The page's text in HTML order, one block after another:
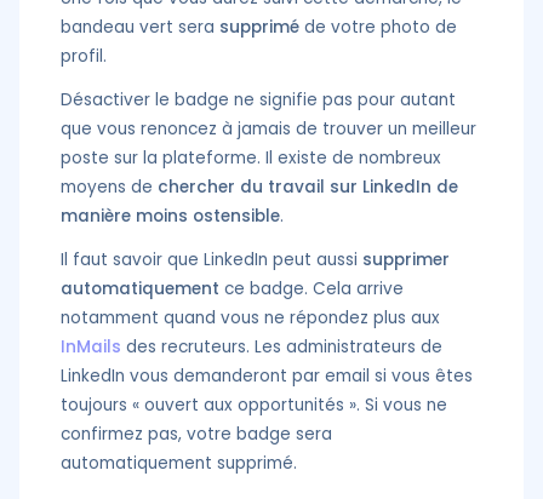
bandeau vert sera supprimé de votre photo de
profil.
Désactiver le badge ne signifie pas pour autant
que vous renoncez à jamais de trouver un meilleur
poste sur la plateforme. Il existe de nombreux
moyens de chercher du travail sur LinkedIn de
manière moins ostensible.
Il faut savoir que LinkedIn peut aussi supprimer
automatiquement ce badge. Cela arrive
notamment quand vous ne répondez plus aux
InMails des recruteurs. Les administrateurs de
LinkedIn vous demanderont par email si vous êtes
toujours « ouvert aux opportunités ». Si vous ne
confirmez pas, votre badge sera
automatiquement supprimé.